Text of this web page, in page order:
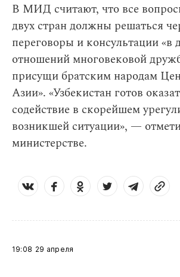
В МИД считают, что все
двух стран должны решаться
переговоры и консультации «в
отношений многовековой
присущи братским народам
Азии». «Узбекистан готов
содействие в скорейшем
возникшей ситуации», —
министерстве.
19:08 29 апреля